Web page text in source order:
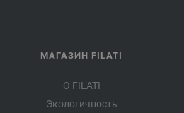
МАГАЗИН FILATI
О FILATI
Экологичность